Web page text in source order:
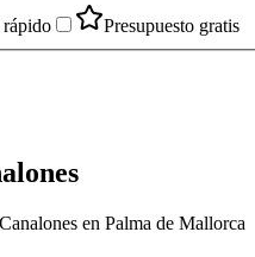
rápido Presupuesto gratis
en Palma de Mallorca